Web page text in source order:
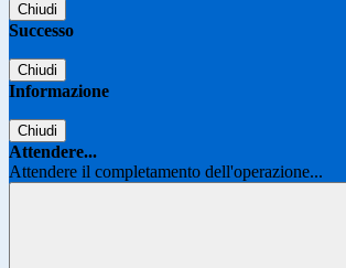
Chiudi
Successo
Chiudi
Informazione
Chiudi
Attendere...
Attendere il completamento dell'operazione...